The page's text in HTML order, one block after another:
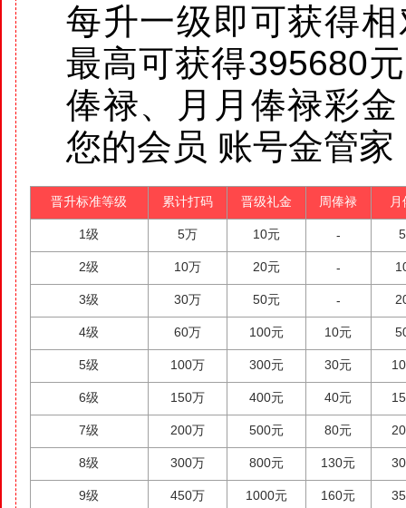
每升一级即可获得
最高可获得395680
俸禄、月月俸禄彩
您的会员 账号金管家
晋升标准等级 累计打码 晋级礼金 周俸禄
1级 5万 10元 -
2级 10万 20元 -
3级 30万 50元 -
4级 60万 100元 10元
5级 100万 300元 30元
6级 150万 400元 40元
7级 200万 500元 80元
8级 300万 800元 130元
9级 450万 1000元 160元